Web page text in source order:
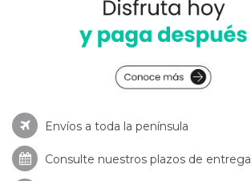
Envíos a toda la península
Consulte nuestros plazos de entrega